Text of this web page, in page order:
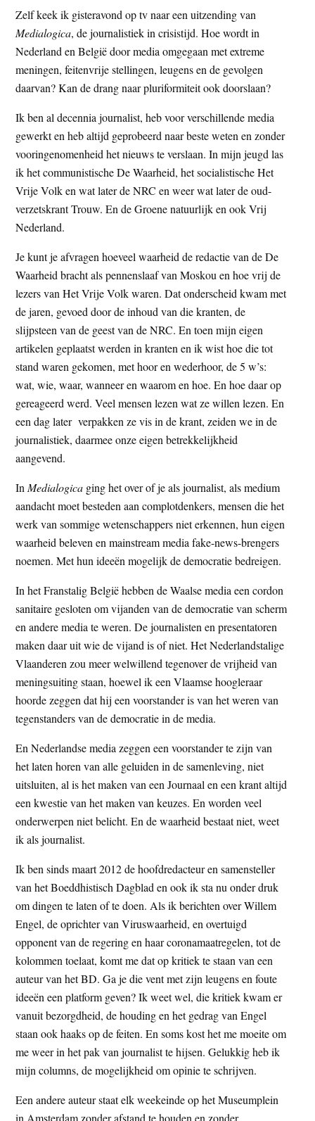
Zelf keek ik gisteravond op tv naar een uitzending van
Medialogica, de journalistiek in crisistijd. Hoe wordt in
Nederland en België door media omgegaan met extreme
meningen, feitenvrije stellingen, leugens en de gevolgen
daarvan? Kan de drang naar pluriformiteit ook doorslaan?
Ik ben al decennia journalist, heb voor verschillende media
gewerkt en heb altijd geprobeerd naar beste weten en zonder
vooringenomenheid het nieuws te verslaan. In mijn jeugd las
ik het communistische De Waarheid, het socialistische Het
Vrije Volk en wat later de NRC en weer wat later de oud-
verzetskrant Trouw. En de Groene natuurlijk en ook Vrij
Nederland.
Je kunt je afvragen hoeveel waarheid de redactie van de De
Waarheid bracht als pennenslaaf van Moskou en hoe vrij de
lezers van Het Vrije Volk waren. Dat onderscheid kwam met
de jaren, gevoed door de inhoud van die kranten, de
slijpsteen van de geest van de NRC. En toen mijn eigen
artikelen geplaatst werden in kranten en ik wist hoe die tot
stand waren gekomen, met hoor en wederhoor, de 5 w’s:
wat, wie, waar, wanneer en waarom en hoe. En hoe daar op
gereageerd werd. Veel mensen lezen wat ze willen lezen. En
een dag later verpakken ze vis in de krant, zeiden we in de
journalistiek, daarmee onze eigen betrekkelijkheid
aangevend.
In Medialogica ging het over of je als journalist, als medium
aandacht moet besteden aan complotdenkers, mensen die het
werk van sommige wetenschappers niet erkennen, hun eigen
waarheid beleven en mainstream media fake-news-brengers
noemen. Met hun ideeën mogelijk de democratie bedreigen.
In het Franstalig België hebben de Waalse media een cordon
sanitaire gesloten om vijanden van de democratie van scherm
en andere media te weren. De journalisten en presentatoren
maken daar uit wie de vijand is of niet. Het Nederlandstalige
Vlaanderen zou meer welwillend tegenover de vrijheid van
meningsuiting staan, hoewel ik een Vlaamse hoogleraar
hoorde zeggen dat hij een voorstander is van het weren van
tegenstanders van de democratie in de media.
En Nederlandse media zeggen een voorstander te zijn van
het laten horen van alle geluiden in de samenleving, niet
uitsluiten, al is het maken van een Journaal en een krant altijd
een kwestie van het maken van keuzes. En worden veel
onderwerpen niet belicht. En de waarheid bestaat niet, weet
ik als journalist.
Ik ben sinds maart 2012 de hoofdredacteur en samensteller
van het Boeddhistisch Dagblad en ook ik sta nu onder druk
om dingen te laten of te doen. Als ik berichten over Willem
Engel, de oprichter van Viruswaarheid, en overtuigd
opponent van de regering en haar coronamaatregelen, tot de
kolommen toelaat, komt me dat op kritiek te staan van een
auteur van het BD. Ga je die vent met zijn leugens en foute
ideeën een platform geven? Ik weet wel, die kritiek kwam er
vanuit bezorgdheid, de houding en het gedrag van Engel
staan ook haaks op de feiten. En soms kost het me moeite om
me weer in het pak van journalist te hijsen. Gelukkig heb ik
mijn columns, de mogelijkheid om opinie te schrijven.
Een andere auteur staat elk weekeinde op het Museumplein
in Amsterdam zonder afstand te houden en zonder